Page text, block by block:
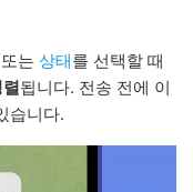
또는 상태를 선택할 때
됩니다. 전송 전에 이
습니다.